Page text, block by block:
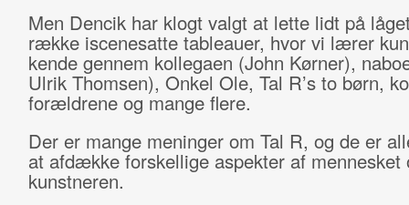
Men Dencik har klogt valgt at lette lidt på
række iscenesatte tableauer, hvor vi lærer
kende gennem kollegaen (John Kørner),
Ulrik Thomsen), Onkel Ole, Tal R’s to børn,
forældrene og mange flere.
Der er mange meninger om Tal R, og de er
at afdække forskellige aspekter af mennesket
kunstneren.